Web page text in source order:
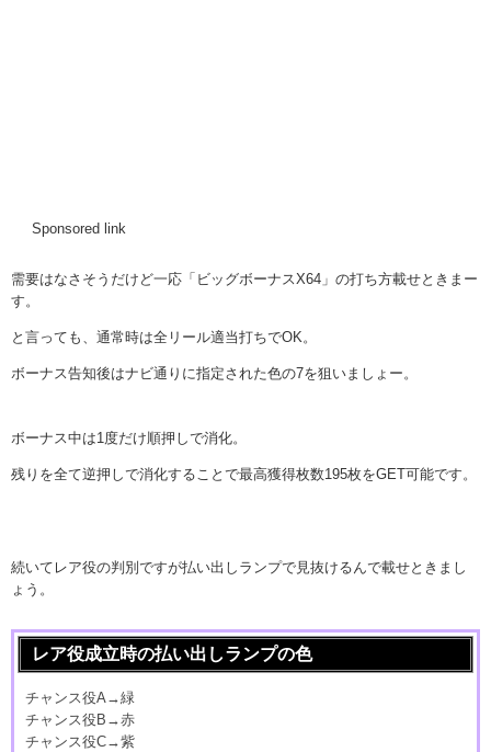
Sponsored link
需要はなさそうだけど一応「ビッグボーナスX64」の打ち方載せときまー
す。
と言っても、通常時は全リール適当打ちでOK。
ボーナス告知後はナビ通りに指定された色の7を狙いましょー。
ボーナス中は1度だけ順押しで消化。
残りを全て逆押しで消化することで最高獲得枚数195枚をGET可能です。
続いてレア役の判別ですが払い出しランプで見抜けるんで載せときまし
ょう。
レア役成立時の払い出しランプの色
チャンス役A→緑
チャンス役B→赤
チャンス役C→紫